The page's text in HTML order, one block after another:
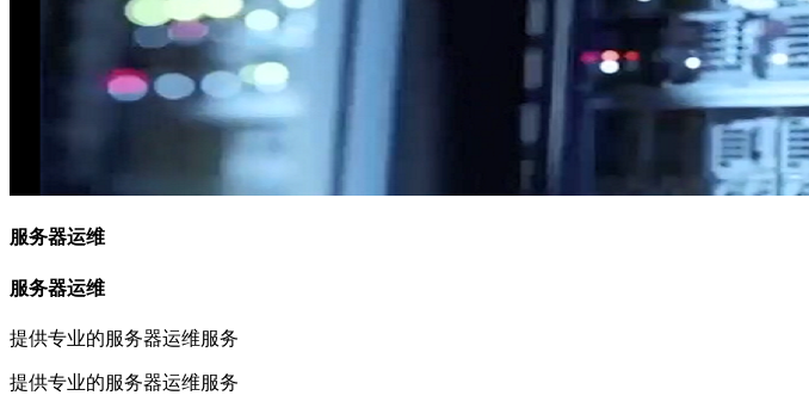
服务器运维
服务器运维
提供专业的服务器运维服务
提供专业的服务器运维服务